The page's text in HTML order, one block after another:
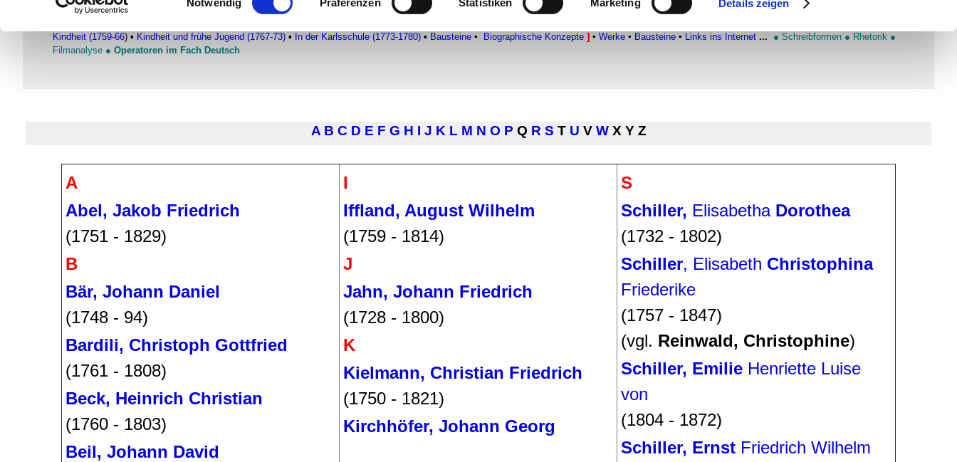
Erfahren Sie mehr darüber, wie Ihre persönlichen Daten verarbeitet werden, und legen Sie Ihre
Präferenzen imAbschnitt Einzelheitenfest.
zusammen, die Sie ihnen bereitgestellt haben oder die sie im Rahmen Ihrer Nutzung der Dienste
Details zeigen
FACHBEREICH DEUTSCH
Kindheit (1759-66) ▪ Kindheit und frühe Jugend (1767-73) ▪ In der Karlsschule (1773-1780) ▪ Bausteine ▪ Biographische Konzepte ] ▪ Werke ▪ Bausteine ▪ Links ins Internet ... ● Schreibformen ● Rhetorik ●
Filmanalyse ● Operatoren im Fach Deutsch
A B C D E F G H I J K L M N O P Q R S T U V WX Y Z
A
Abel, Jakob Friedrich
(1751 - 1829)
B
Bär, Johann Daniel
(1748 - 94)
Bardili, Christoph Gottfried
(1761 - 1808)
Beck, Heinrich Christian
(1760 - 1803)
Beil, Johann David
I
Iffland, August Wilhelm
(1759 - 1814)
J
Jahn, Johann Friedrich
(1728 - 1800)
K
Kielmann, Christian Friedrich
(1750 - 1821)
Kirchhöfer, Johann Georg
S
Schiller, Elisabetha Dorothea
(1732 - 1802)
Schiller, Elisabeth Christophina
Friederike
(1757 - 1847)
(vgl. Reinwald, Christophine)
Schiller, Emilie Henriette Luise
von
(1804 - 1872)
Schiller, Ernst Friedrich Wilhelm